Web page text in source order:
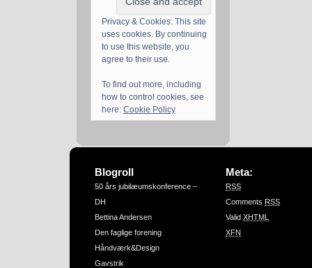
Privacy & Cookies: This site
uses cookies. By continuing
to use this website, you
agree to their use.
To find out more, including
how to control cookies, see
here: Cookie Policy
Blogroll
50 års jubilæumskonference –
DH
Bettina Andersen
Den faglige forening
Håndværk&Design
Gavstrik
Meta:
RSS
Comments RSS
Valid XHTML
XFN